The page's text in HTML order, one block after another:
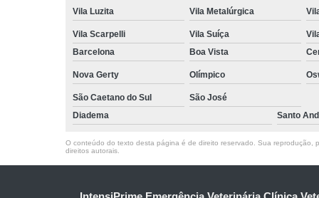
Vila Luzita Vila Metalúrgica
Vila Scarpelli Vila Suíça
Barcelona
Boa Vista
Nova Gerty Olímpico
São Caetano do Sul
São José
Diadema
Santo
O conteúdo do texto desta página é de direito reservado. Sua reprodução,
direitos autorais